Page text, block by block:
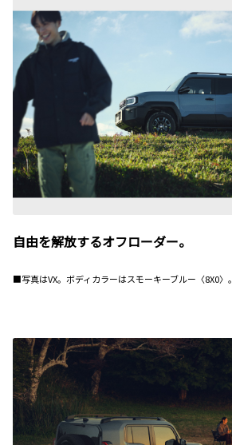
自由を解放するオフローダー。
■写真はVX。ボディカラーはスモーキーブルー〈8X0〉。